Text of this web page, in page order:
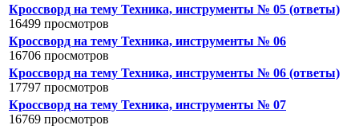
Кроссворд на тему Техника, инструменты № 05 (ответы)
16499 просмотров
Кроссворд на тему Техника, инструменты № 06
16706 просмотров
Кроссворд на тему Техника, инструменты № 06 (ответы)
17797 просмотров
Кроссворд на тему Техника, инструменты № 07
16769 просмотров